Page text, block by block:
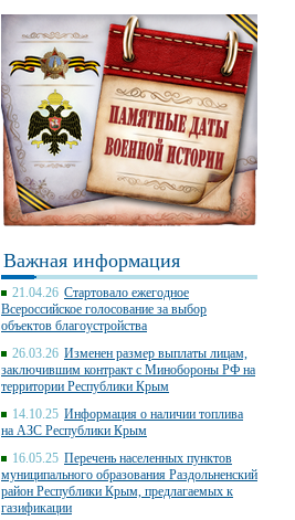
Важная информация
21.04.26 Стартовало ежегодное
Всероссийское голосование за выбор
объектов благоустройства
26.03.26 Изменен размер выплаты лицам,
заключившим контракт с Минобороны РФ на
территории Республики Крым
14.10.25 Информация о наличии топлива
на АЗС Республики Крым
16.05.25 Перечень населенных пунктов
муниципального образования Раздольненский
район Республики Крым, предлагаемых к
газификации